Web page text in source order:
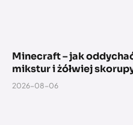
Minecraft – jak
mikstur i żółwiej
2026-08-06